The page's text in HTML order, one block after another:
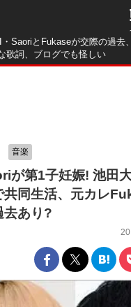
SaoriとFukaseが交際の過去
歌詞、ブログでも怪しい
が第1子妊娠! 池田
共同生活、元カレ
あり?
音楽